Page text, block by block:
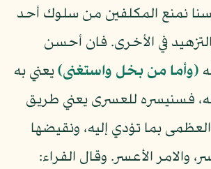
نمنع المكلفين من سلوك أحد
في الأخرى. فان أحسن
(وأما من بخل واستغنى)يعني به
فسنيسره للعسرى يعني طريق
بما تؤدي إليه، ونقيضها
الأعسر. وقال الفراء: